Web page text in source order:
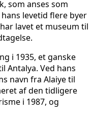
som anses som
levetid flere byer
lavet et museum til
i 1935, et ganske
Antalya. Ved hans
navn fra Alaiye til
af den tidligere
i 1987, og